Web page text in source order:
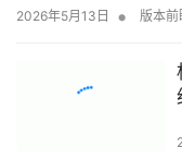
2026年5月13日 • 版本前